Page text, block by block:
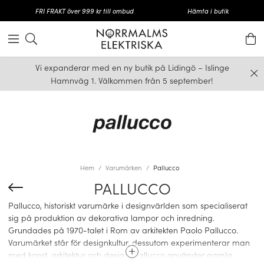
FRI FRAKT över 999 kr till ombud Hämta i butik
Vi expanderar med en ny butik på Lidingö – Islinge
Hamnväg 1. Välkommen från 5 september!
Hem Varumärken Pallucco
PALLUCCO
Pallucco, historiskt varumärke i designvärlden som specialiserat
sig på produktion av dekorativa lampor och inredning.
Grundades på 1970-talet i Rom av arkitekten Paolo Pallucco.
Varumärket står för designkultur, dessutom experimenterar man
med konst, arkitektur och design. Pallucco använder gamla